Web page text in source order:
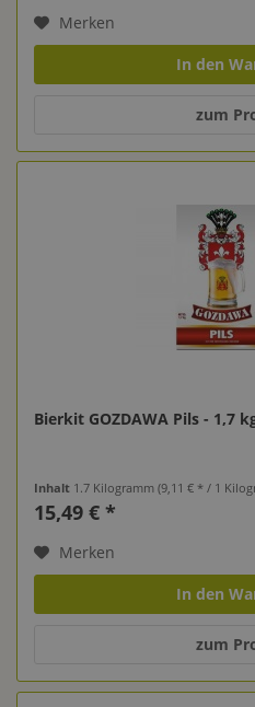
Merken
In den
zum
Bierkit GOZDAWA Pils - 1,7
Inhalt 1.7 Kilogramm(9,11 € * / 1
15,49 € *
Merken
In den
zum